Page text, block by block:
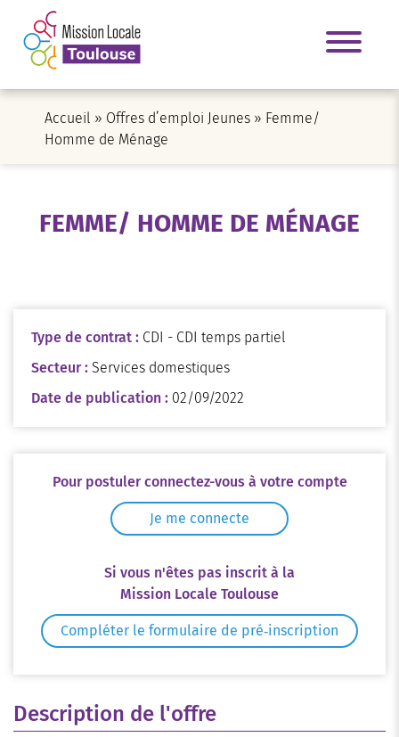
Accueil » Offres d’emploi Jeunes » Femme/
Homme de Ménage
FEMME/ HOMME DE MÉNAGE
Description de l'offre
Type de contrat : CDI - CDI temps partiel
Secteur : Services domestiques
Date de publication : 02/09/2022
Pour postuler connectez-vous à votre compte
Je me connecte
Si vous n'êtes pas inscrit à la
Mission Locale Toulouse
Compléter le formulaire de pré‑inscription